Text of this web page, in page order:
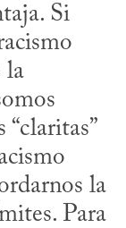
Si
la
la
Para